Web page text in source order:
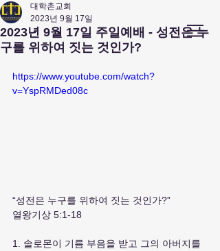
앤아버​ 대학촌 교회
Campus Town Church of Ann Arbor
2023년 9월 17일 주일예배 - 성전은 누
구를 위하여 짓는 것인가?
대학촌교회
2023년 9월 17일
https://www.youtube.com/watch?
v=YspRMDed08c
“성전은 누구를 위하여 짓는 것인가?”
열왕기상 5:1-18
1. 솔로몬이 기름 부음을 받고 그의 아버지를